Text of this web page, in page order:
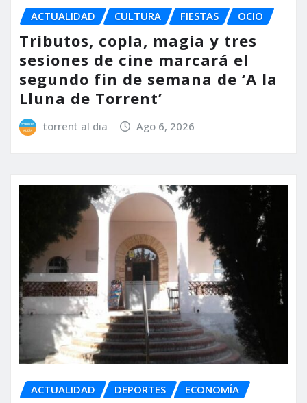
ACTUALIDAD CULTURA FIESTAS OCIO
Tributos, copla, magia y tres
sesiones de cine marcará el
segundo fin de semana de ‘A la
Lluna de Torrent’
torrent al dia Ago 6, 2026
ACTUALIDAD DEPORTES ECONOMÍA